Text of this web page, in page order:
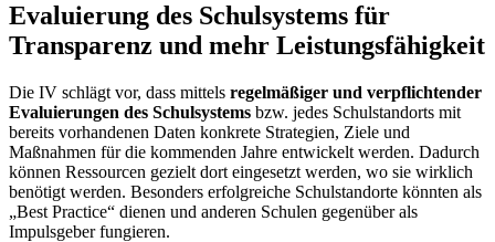
Evaluierung des Schulsystems für
Transparenz und mehr Leistungsfähigkeit
Die IV schlägt vor, dass mittels regelmäßiger und verpflichtender
Evaluierungen des Schulsystems bzw. jedes Schulstandorts mit
bereits vorhandenen Daten konkrete Strategien, Ziele und
Maßnahmen für die kommenden Jahre entwickelt werden. Dadurch
können Ressourcen gezielt dort eingesetzt werden, wo sie wirklich
benötigt werden. Besonders erfolgreiche Schulstandorte könnten als
„Best Practice“ dienen und anderen Schulen gegenüber als
Impulsgeber fungieren.